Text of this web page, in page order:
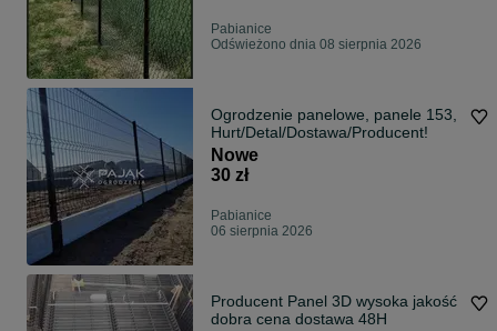
Pabianice
Odświeżono dnia 08 sierpnia 2026
Ogrodzenie panelowe, panele 153,
Hurt/Detal/Dostawa/Producent!
Nowe
30 zł
Pabianice
06 sierpnia 2026
Producent Panel 3D wysoka jakość
dobra cena dostawa 48H